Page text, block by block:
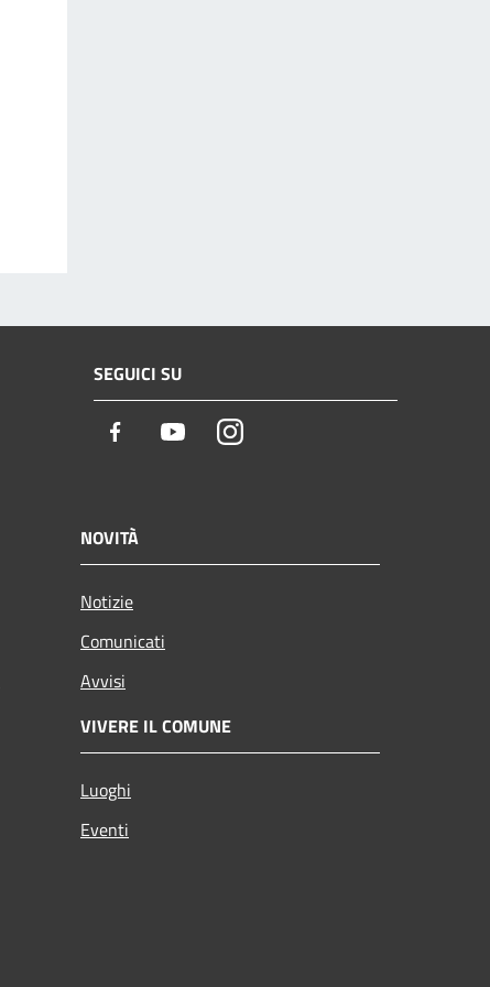
SEGUICI SU
Facebook YoutubeInstagram
NOVITÀ
Notizie
Comunicati
Avvisi
VIVERE IL COMUNE
Luoghi
Eventi